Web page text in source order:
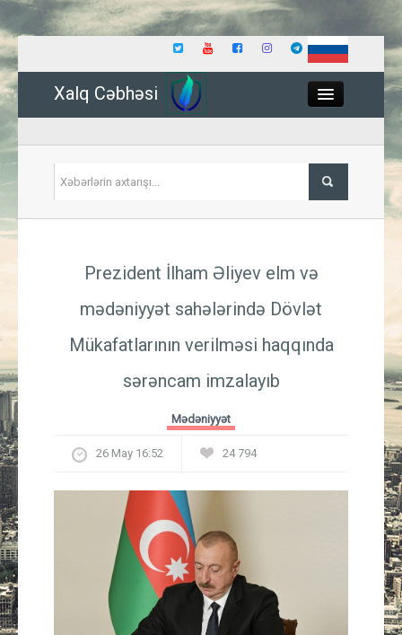
Xalq Cəbhəsi
İqtisadiyyat
Hadisə
Prezident İlham Əliyev elm və
mədəniyyət sahələrində Dövlət
Mükafatlarının verilməsi haqqında
sərəncam imzalayıb
Mədəniyyət
26 May 16:52 24 794